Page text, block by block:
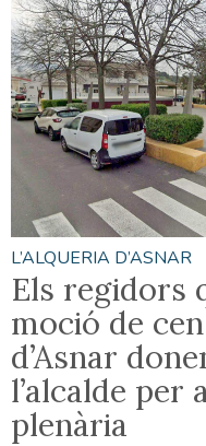
L’ALQUERIA D’ASNAR
Els regidors
moció de
d’Asnar
l’alcalde per
plenària